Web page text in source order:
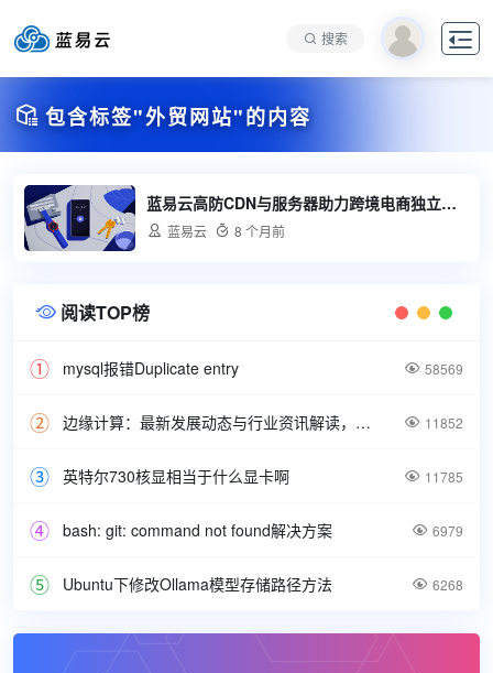
搜索 
 包含标签"外贸网站"的内容
蓝易云高防CDN与服务器助力跨境电商独立站安全稳定发展
 蓝易云  8 个月前
 阅读TOP榜
mysql报错Duplicate entry  58569
边缘计算：最新发展动态与行业资讯解读，洞悉技术前沿引领未来。  11852
英特尔730核显相当于什么显卡啊  11785
bash: git: command not found解决方案  6979
Ubuntu下修改Ollama模型存储路径方法  6268